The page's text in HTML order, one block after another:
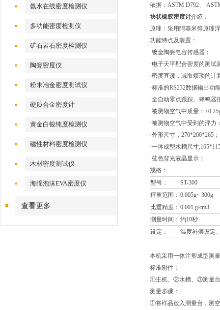
氨水在线密度检测仪
多功能密度检测仪
矿石岩石密度检测仪
陶瓷密度仪
粉末冶金密度测试仪
硬质合金密度计
黄金白银纯度检测仪
磁性材料密度检测仪
木材密度测试仪
海绵泡沫EVA密度仪
查看更多
依据：ASTM D792、
块状橡胶密度计介绍：
原理：采用阿基米得原理
功能特点及装置：
·镀金陶瓷电容传感器；
·电子天平配合密度的测
·密度直读，减取烦琐的计
·标准的RS232数据输出功
·全自动零点跟踪、蜂鸣器
·被测物空气中质量：
·被测物空气中受到的浮力
·外形尺寸，270*200*265
·一体成型水槽尺寸
·蓝色背光液晶显示；
规格：
型号：
ST-300
秤重范围： 0.005g~ 300g
比重精度： 0.001 g/cm3
测量时间： 约10秒
设定：
温度补偿设定
本机采用一体注塑成型测
标准附件：
①主机、②水槽、③测量
测量步骤：
①将样品放入测量台，测